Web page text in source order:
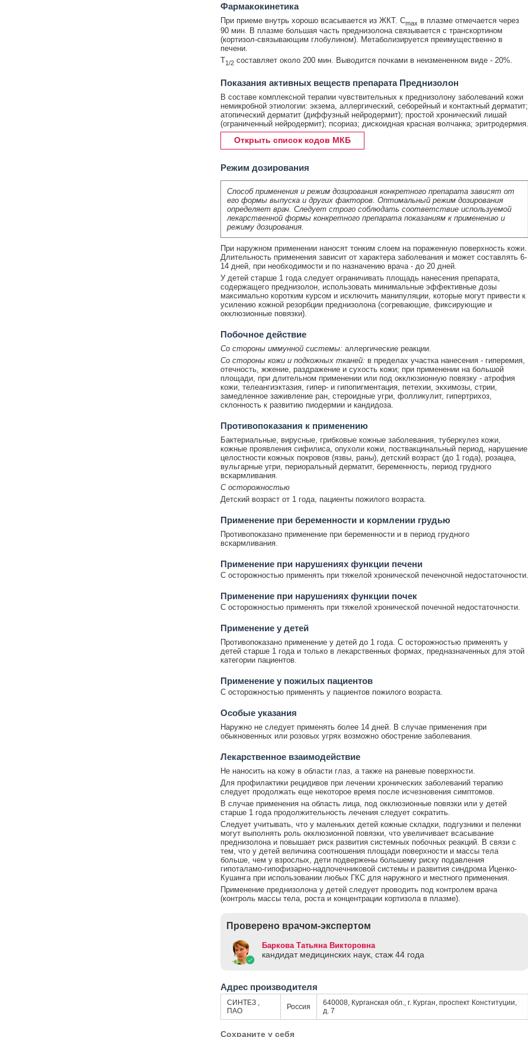
Фармакокинетика
При приеме внутрь хорошо всасывается из ЖКТ. Cmax в плазме отмечается через
90 мин. В плазме большая часть преднизолона связывается с транскортином
(кортизол-связывающим глобулином). Метаболизируется преимущественно в
печени.
T1/2составляет около 200 мин. Выводится почками в неизмененном виде - 20%.
Показания активных веществ препарата Преднизолон
В составе комплексной терапии чувствительных к преднизолону заболеваний кожи
немикробной этиологии: экзема, аллергический, себорейный и контактный дерматит;
атопический дерматит (диффузный нейродермит); простой хронический лишай
(ограниченный нейродермит); псориаз; дискоидная красная волчанка; эритродермия.
Открыть список кодов МКБ
Режим дозирования
Способ применения и режим дозирования конкретного препарата зависят от
его формы выпуска и других факторов. Оптимальный режим дозирования
определяет врач. Следует строго соблюдать соответствие используемой
лекарственной формы конкретного препарата показаниям к применению и
режиму дозирования.
При наружном применении наносят тонким слоем на пораженную поверхность кожи.
Длительность применения зависит от характера заболевания и может составлять 6-
14 дней, при необходимости и по назначению врача - до 20 дней.
У детей старше 1 года следует ограничивать площадь нанесения препарата,
содержащего преднизолон, использовать минимальные эффективные дозы
максимально коротким курсом и исключить манипуляции, которые могут привести к
усилению кожной резорбции преднизолона (согревающие, фиксирующие и
окклюзионные повязки).
Побочное действие
Со стороны иммунной системы: аллергические реакции.
Со стороны кожи и подкожных тканей: в пределах участка нанесения - гиперемия,
отечность, жжение, раздражение и сухость кожи; при применении на большой
площади, при длительном применении или под окклюзионную повязку - атрофия
кожи, телеангиэктазия, гипер- и гипопигментация, петехии, экхимозы, стрии,
замедленное заживление ран, стероидные угри, фолликулит, гипертрихоз,
склонность к развитию пиодермии и кандидоза.
Противопоказания к применению
Бактериальные, вирусные, грибковые кожные заболевания, туберкулез кожи,
кожные проявления сифилиса, опухоли кожи, поствакцинальный период, нарушение
целостности кожных покровов (язвы, раны), детский возраст (до 1 года), розацеа,
вульгарные угри, периоральный дерматит, беременность, период грудного
вскармливания.
С осторожностью
Детский возраст от 1 года, пациенты пожилого возраста.
Применение при беременности и кормлении грудью
Противопоказано применение при беременности и в период грудного
вскармливания.
Применение при нарушениях функции печени
С осторожностью применять при тяжелой хронической печеночной недостаточности.
Применение при нарушениях функции почек
С осторожностью применять при тяжелой хронической почечной недостаточности.
Применение у детей
Противопоказано применение у детей до 1 года. С осторожностью применять у
детей старше 1 года и только в лекарственных формах, предназначенных для этой
категории пациентов.
Применение у пожилых пациентов
С осторожностью применять у пациентов пожилого возраста.
Особые указания
Наружно не следует применять более 14 дней. В случае применения при
обыкновенных или розовых угрях возможно обострение заболевания.
Лекарственное взаимодействие
Не наносить на кожу в области глаз, а также на раневые поверхности.
Для профилактики рецидивов при лечении хронических заболеваний терапию
следует продолжать еще некоторое время после исчезновения симптомов.
В случае применения на область лица, под окклюзионные повязки или у детей
старше 1 года продолжительность лечения следует сократить.
Следует учитывать, что у маленьких детей кожные складки, подгузники и пеленки
могут выполнять роль окклюзионной повязки, что увеличивает всасывание
преднизолона и повышает риск развития системных побочных реакций. В связи с
тем, что у детей величина соотношения площади поверхности и массы тела
больше, чем у взрослых, дети подвержены большему риску подавления
гипоталамо-гипофизарно-надпочечниковой системы и развития синдрома Иценко-
Кушинга при использовании любых ГКС для наружного и местного применения.
Применение преднизолона у детей следует проводить под контролем врача
(контроль массы тела, роста и концентрации кортизола в плазме).
Проверено врачом-экспертом
Баркова Татьяна Викторовна
кандидат медицинских наук, стаж 44 годa
Адрес производителя
СИНТЕЗ ,
ПАО
Россия
640008, Курганская обл., г. Курган, проспект Конституции,
д. 7
Сохраните у себя